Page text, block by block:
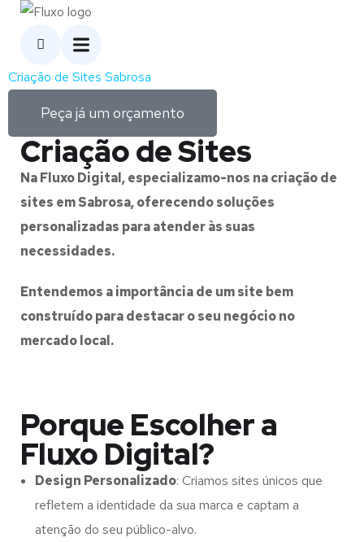
Criação de Sites Sabrosa
Peça já um orçamento
Criação de Sites
Na Fluxo Digital, especializamo-nos na criação de
sites em Sabrosa, oferecendo soluções
personalizadas para atender às suas
necessidades.
Entendemos a importância de um site bem
construído para destacar o seu negócio no
mercado local.
Porque Escolher a
Fluxo Digital?
Design Personalizado: Criamos sites únicos que
refletem a identidade da sua marca e captam a
atenção do seu público-alvo.